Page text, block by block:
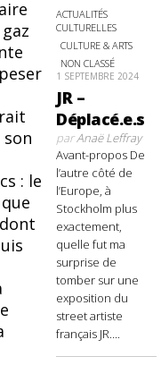
: le
ACTUALITÉS
CULTURELLES
CULTURE & ARTS
NON CLASSÉ
1 SEPTEMBRE 2024
JR –
Déplacé.e.s
parAnaë Leffray
Avant-propos De
l’autre côté de
l’Europe, à
Stockholm plus
exactement,
quelle fut ma
surprise de
tomber sur une
exposition du
street artiste
français JR....